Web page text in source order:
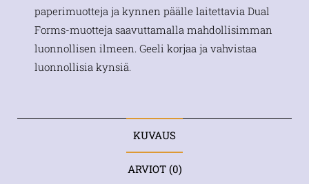
paperimuotteja ja kynnen päälle laitettavia Dual
Forms-muotteja saavuttamalla mahdollisimman
luonnollisen ilmeen. Geeli korjaa ja vahvistaa
luonnollisia kynsiä.
KUVAUS
ARVIOT (0)